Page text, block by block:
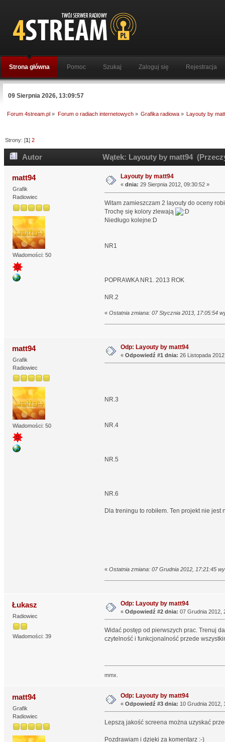
Strona główna Pomoc Szukaj Zaloguj się Rejestracja
09 Sierpnia 2026, 13:09:57
Forum 4stream.pl » Forum o radiach internetowych» Grafika radiowa» Layouty by
Strony: [1]2
Autor Wątek: Layouty by matt94
matt94
Grafik
Radiowiec
Wiadomości: 50
Layouty by matt94
« dnia: 29 Sierpnia 2012, 09:30:52 »
Witam zamieszczam 2 layouty do oceny
Trochę się kolory zlewają
Niedługo kolejne:D
NR1
POPRAWKA NR1. 2013 ROK
NR.2
« Ostatnia zmiana: 07 Stycznia 2013, 17:05:54
matt94
Grafik
Radiowiec
Wiadomości: 50
Odp: Layouty by matt94
« Odpowiedź #1 dnia: 26 Listopada
NR.3
NR.4
NR.5
NR.6
Dla treningu to robiłem. Ten projekt nie jest
« Ostatnia zmiana: 07 Grudnia 2012, 17:21:45
Łukasz
Radiowiec
Wiadomości: 39
Odp: Layouty by matt94
« Odpowiedź #2 dnia: 07 Grudnia 2012,
Widać postęp od pierwszych prac. Trenuj
czytelność i funkcjonalność przede
mmx.
matt94
Grafik
Radiowiec
Odp: Layouty by matt94
« Odpowiedź #3 dnia: 10 Grudnia 2012,
Lepszą jakość screena można uzyskać
Pozdrawiam i dzięki za komentarz :-)